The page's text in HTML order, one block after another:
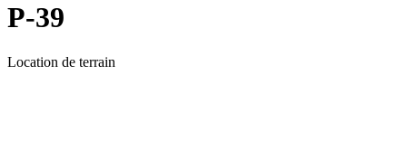
P-39
Location de terrain